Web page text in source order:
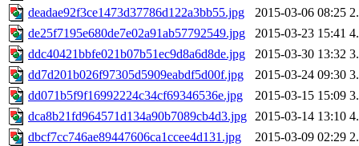
deadae92f3ce1473d37786d122a3bb55.jpg
2015-03-06 08:25
de25f7195e680de7e02a91ab57792549.jpg
2015-03-23 15:41
ddc40421bbfe021b07b51ec9d8a6d8de.jpg
2015-03-30 13:32
dd7d201b026f97305d5909eabdf5d00f.jpg
2015-03-24 09:30
dd071b5f9f16992224c34cf69346536e.jpg
2015-03-15 15:09
dca8b21fd964571d134a90b7089cb4d3.jpg 2015-03-14 13:10
dbcf7cc746ae89447606ca1ccee4d131.jpg
2015-03-09 02:29